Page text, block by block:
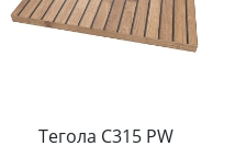
Тегола С315 PW